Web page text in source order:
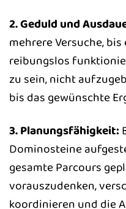
2. Geduld und
mehrere Versuche,
reibungslos
zu sein, nicht
bis das gewünschte
3. Planungsfähigkeit:
Dominosteine
gesamte Parcours
vorauszudenken,
koordinieren und die